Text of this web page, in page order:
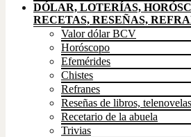
DÓLAR, LOTERÍAS,
RECETAS, RESEÑAS,
Valor dólar BCV
Horóscopo
Efemérides
Chistes
Refranes
Reseñas de libros,
Recetario de la abuela
Trivias